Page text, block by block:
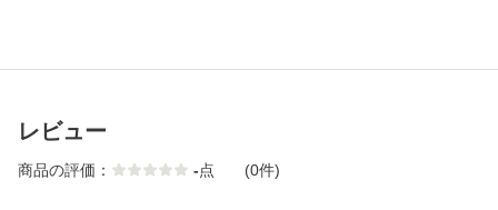
レビュー
商品の評価： -点 (0件)